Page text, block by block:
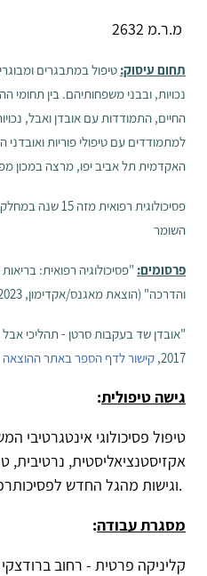
מ.ר.מ 2632
תחום עיסוק: טיפול במתבגרים
נכויות, ובבני משפחותיהם. בין תחומי
החיים, התמודדות עם אובדן ואבל,
למתמודדים עם טיפולי פוריות
האקדמית תל אביב יפו, מרצה במכון
פסיכולוגית
השומר
פרסומים: "פסיכולוגיה רפואית:
והדרכה" (הוצאת מאגנס/אקדימון, 2023
"אובדן שד בעקבות סרטן - תהליכי אבל
2017, קישור לדף הספר באתר ההוצאה
גישה טיפולית:
טיפול פסיכולוגי אינטגרטיבי
אקזיסטנציאליסטית, נרטיבית,
וגישות מהגל החדש לפסיכותרפיה.
מסגרת עבודה:
קליניקה פרטית - רחוב ברודצקי 36, ת"א.